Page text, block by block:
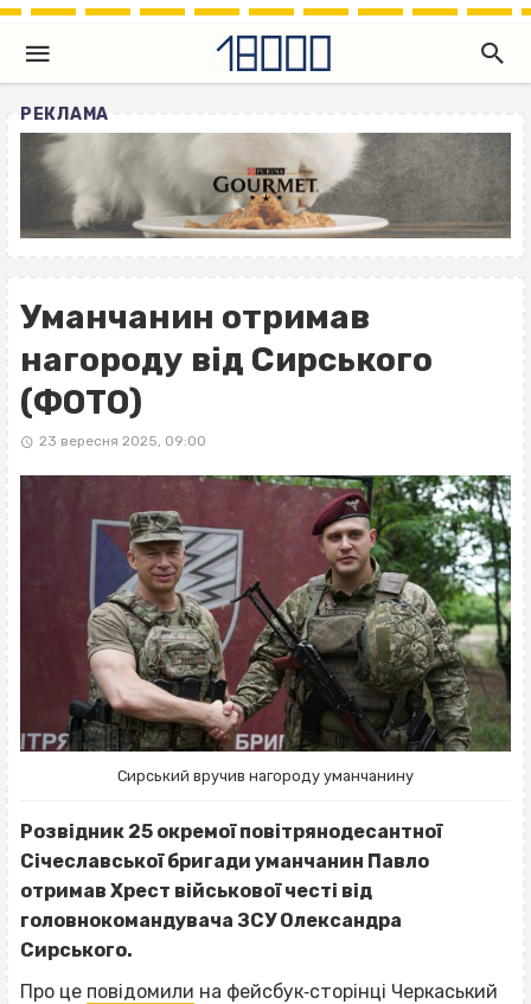
РЕКЛАМА
Уманчанин отримав
нагороду від Сирського
(ФОТО)
23 вересня 2025, 09:00
Сирський вручив нагороду уманчанину
Розвідник 25 окремої повітрянодесантної
Січеславської бригади уманчанин Павло
отримав Хрест військової честі від
головнокомандувача ЗСУ Олександра
Сирського.
Про це повідомили на фейсбук‐сторінці Черкаський